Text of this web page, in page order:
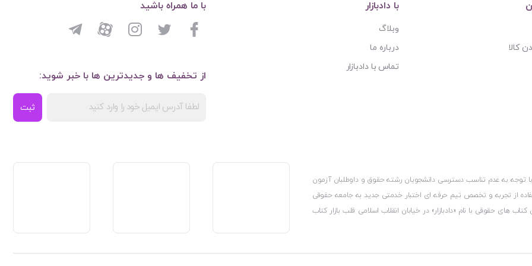
کالا
با دادبازار
وبلاگ
درباره ما
تماس با دادبازار
از تخفیف ها و جدیدترین ها با خبر شوید:
ثبت
با ما همراه باشید
توجه به عدم تناسب دسترسی دانشجویان رشته حقوق و داوطلبان آزمون
از تجربه و تخصص تیم حرفه ای اختبار خدمتی جدید به جامعه حقوقی
های حقوقی با نام «دادبازار» در خیابان انقلاب اسلامی قلب بازار کتاب
وزارت صنعت، معدن و تجارت، نشان ملی ثبت رسانه های دیجیتال از